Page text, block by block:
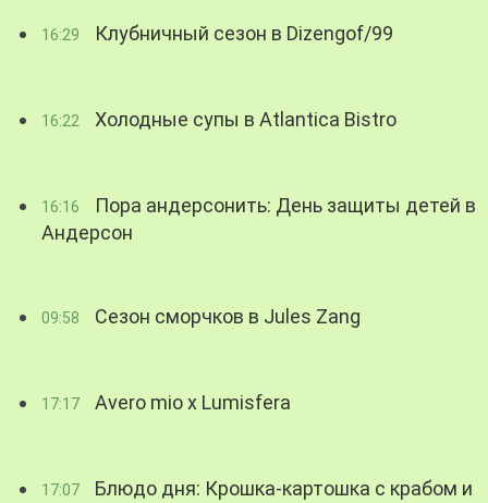
16:29 Клубничный сезон в Dizengof/99
16:22 Холодные супы в Atlantica Bistro
16:16
Пора андерсонить: День защиты детей в
Андерсон
09:58 Сезон сморчков в Jules Zang
17:17 Avero mio x Lumisfera
17:07
Блюдо дня: Крошка-картошка с крабом и